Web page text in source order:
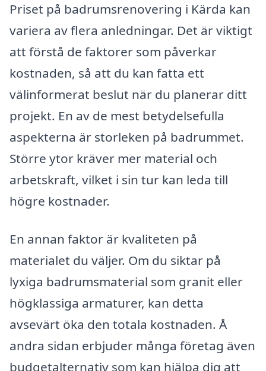
Priset på badrumsrenovering i Kärda kan
variera av flera anledningar. Det är viktigt
att förstå de faktorer som påverkar
kostnaden, så att du kan fatta ett
välinformerat beslut när du planerar ditt
projekt. En av de mest betydelsefulla
aspekterna är storleken på badrummet.
Större ytor kräver mer material och
arbetskraft, vilket i sin tur kan leda till
högre kostnader.
En annan faktor är kvaliteten på
materialet du väljer. Om du siktar på
lyxiga badrumsmaterial som granit eller
högklassiga armaturer, kan detta
avsevärt öka den totala kostnaden. Å
andra sidan erbjuder många företag även
budgetalternativ som kan hjälpa dig att